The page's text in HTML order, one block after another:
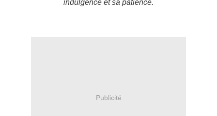
indulgence et sa patience.
Publicité